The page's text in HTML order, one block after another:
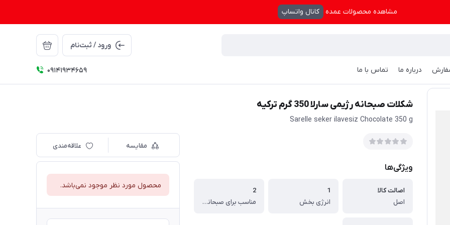
مشاهده محصولات عمده کانال واتساپ
ورود / ثبت‌نام
درباره ما تماس با ما 09141934659
شکلات صبحانه رژیمی سارلا 350 گرم ترکیه
Sarelle seker ilavesiz Chocolate 350 g
ویژگی‌ها
اصالت کالا
اصل
1
انرژی بخش
2
مناسب برای صبحانه و عصرانه
مقایسه علاقه‌مندی
محصول مورد نظر موجود نمی‌باشد.